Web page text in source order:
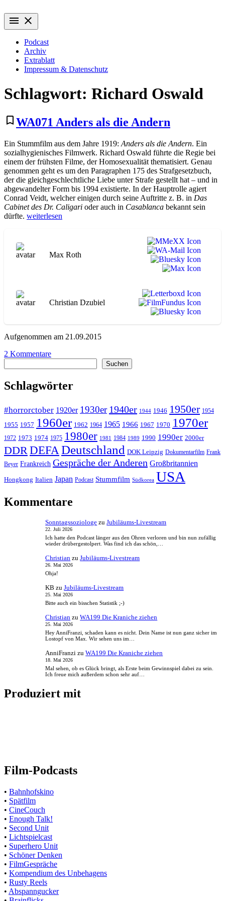
Inhalt
springen
Wiederaufführung
Alte Filme. Neu entdeckt.
menu close
Podcast
Archiv
Extrablatt
Impressum & Datenschutz
Schlagwort: Richard Oswald
bookmark_border WA071 Anders als die Andern
Ein Stummfilm aus dem Jahre 1919: Anders als die Andern. Ein
sozialhygienisches Filmwerk. Richard Oswald führte die Regie bei
einem der frühsten Filme, der Homosexualität thematisiert. Genau
genommen geht es um den Paragraphen 175 des Strafgesetzbuch,
der die gleichgeschlechtliche Liebe unter Strafe gestellt hat – und in
abgewandelter Form bis 1994 existierte. In der Hauptrolle agiert
Conrad Veidt, welcher einigen durch seine Auftritte z. B. in Das
Cabinet des Dr. Caligari oder auch in Casablanca bekannt sein
dürfte. „WA071
Andern“
weiterlesen
Max Roth
Christian Dzubiel
Aufgenommen am 21.09.2015
2 Kommentarezu
Anders
als
die
Suchen
Schlagwörter
#horrorctober 1920er 1930er 1940er 1944 1946 1950er 1954
1955 1957 1960er 1962 1964 1965 1966 1967 1970 1970er
1972 1973 1974 1975 1980er 1981 1984 1989 1990 1990er 2000er
DDR DEFA Deutschland DOK Leipzig Dokumentarfilm Frank
Beyer Frankreich Gespräche der Anderen Großbritannien
Hongkong Italien Japan Podcast Stummfilm Südkorea USA
Kommentare
Sonntagssoziologe zuJubiläums-Livestream
22. Juli 2026
Ich hatte den Podcast länger aus den Ohren verloren und bin nun zufällig
wieder drübergestolpert. Was find ich das schön,…
Christian zuJubiläums-Livestream
26. Mai 2026
Ohja!
KB zuJubiläums-Livestream
25. Mai 2026
Bitte auch ein bisschen Statistik ;-)
Christian zuWA199 Die Kraniche ziehen
25. Mai 2026
Hey AnniFranzi, schaden kann es nicht. Dein Name ist nun ganz sicher im
Lostopf von Max. Wir sehen uns im…
AnniFranzi zuWA199 Die Kraniche ziehen
18. Mai 2026
Mal sehen, ob es Glück bringt, als Erste beim Gewinnspiel dabei zu sein.
Ich freue mich außerdem schon sehr auf…
Produziert mit
Film-Podcasts
• Bahnhofskino
• Spätfilm
• CineCouch
• Enough Talk!
• Second Unit
• Lichtspielcast
• Superhero Unit
• Schöner Denken
• FilmGespräche
• Kompendium des Unbehagens
• Rusty Reels
• Abspanngucker